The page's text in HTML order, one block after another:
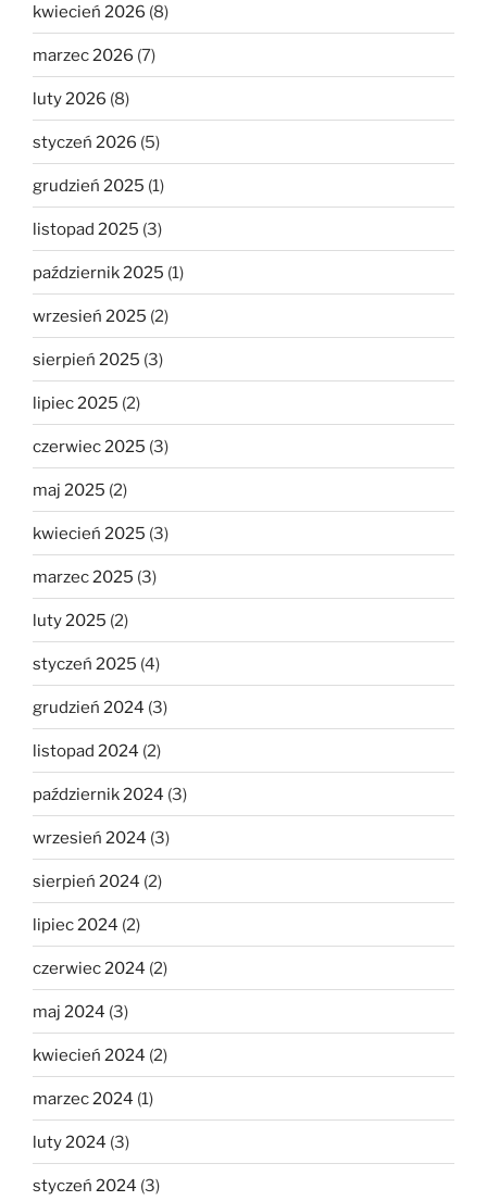
kwiecień 2026 (8)
marzec 2026 (7)
luty 2026 (8)
styczeń 2026 (5)
grudzień 2025 (1)
listopad 2025 (3)
październik 2025 (1)
wrzesień 2025 (2)
sierpień 2025 (3)
lipiec 2025 (2)
czerwiec 2025 (3)
maj 2025 (2)
kwiecień 2025 (3)
marzec 2025 (3)
luty 2025 (2)
styczeń 2025 (4)
grudzień 2024 (3)
listopad 2024 (2)
październik 2024 (3)
wrzesień 2024 (3)
sierpień 2024 (2)
lipiec 2024 (2)
czerwiec 2024 (2)
maj 2024 (3)
kwiecień 2024 (2)
marzec 2024 (1)
luty 2024 (3)
styczeń 2024 (3)